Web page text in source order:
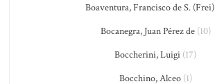
Boaventura, Francisco de S. (Frei)
Bocanegra, Juan Pérez de(10)
Boccherini, Luigi (17)
Bocchino, Alceo(1)